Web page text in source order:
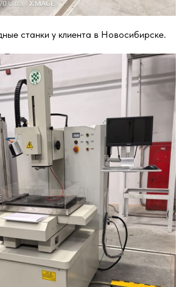
станки у клиента в Новосибирске.